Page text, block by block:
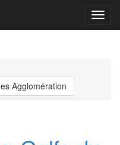
Menu
Agglomération